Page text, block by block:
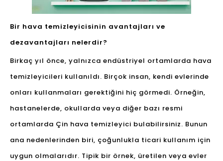
Bir hava temizleyicisinin avantajları ve
dezavantajları nelerdir?
Birkaç yıl önce, yalnızca endüstriyel ortamlarda hava
temizleyicileri kullanıldı. Birçok insan, kendi evlerinde
onları kullanmaları gerektiğini hiç görmedi. Örneğin,
hastanelerde, okullarda veya diğer bazı resmi
ortamlarda Çin hava temizleyici bulabilirsiniz. Bunun
ana nedenlerinden biri, çoğunlukla ticari kullanım için
uygun olmalarıdır. Tipik bir örnek, üretilen veya evler